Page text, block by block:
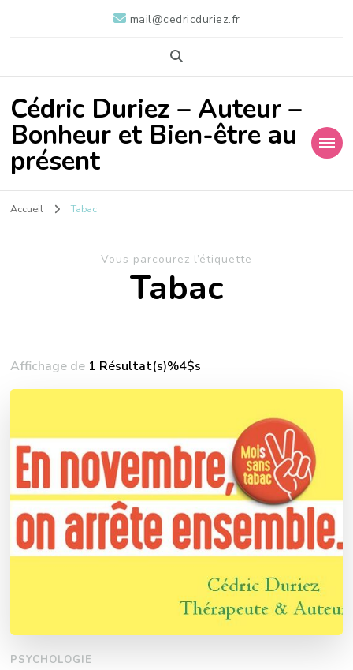
mail@cedricduriez.fr
Cédric Duriez – Auteur –
Bonheur et Bien-être au
présent
Accueil Tabac
Vous parcourez l’étiquette
Tabac
Affichage de 1 Résultat(s)%4$s
PSYCHOLOGIE